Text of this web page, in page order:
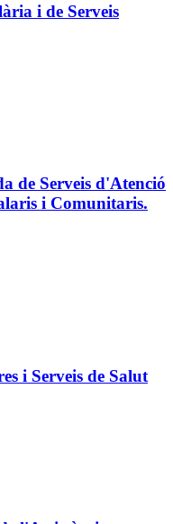
i de Serveis
de Serveis d'Atenció
i Comunitaris.
i Serveis de Salut